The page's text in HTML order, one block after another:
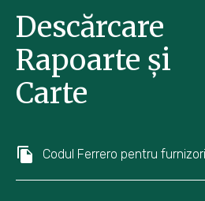
Descărcare
Rapoarte și
Carte
Codul Ferrero pentru furnizori